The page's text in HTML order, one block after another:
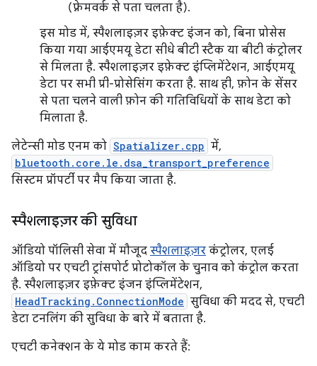
(फ़्रेमवर्क से पता चलता है).
इस मोड में, स्पैशलाइज़र इफ़ेक्ट इंजन को, बिना प्रोसेस
किया गया आईएमयू डेटा सीधे बीटी स्टैक या बीटी कंट्रोलर
से मिलता है. स्पैशलाइज़र इफ़ेक्ट इंप्लिमेंटेशन, आईएमयू
डेटा पर सभी प्री-प्रोसेसिंग करता है. साथ ही, फ़ोन के सेंसर
से पता चलने वाली फ़ोन की गतिविधियों के साथ डेटा को
मिलाता है.
लेटेन्सी मोड एनम को Spatializer.cpp में,
bluetooth.core.le.dsa_transport_preference
सिस्टम प्रॉपर्टी पर मैप किया जाता है.
स्पैशलाइज़र की सुविधा
ऑडियो पॉलिसी सेवा में मौजूद स्पैशलाइज़र कंट्रोलर, एलई
ऑडियो पर एचटी ट्रांसपोर्ट प्रोटोकॉल के चुनाव को कंट्रोल करता
है. स्पैशलाइज़र इफ़ेक्ट इंजन इंप्लिमेंटेशन,
HeadTracking.ConnectionMode सुविधा की मदद से, एचटी
डेटा टनलिंग की सुविधा के बारे में बताता है.
एचटी कनेक्शन के ये मोड काम करते हैं: